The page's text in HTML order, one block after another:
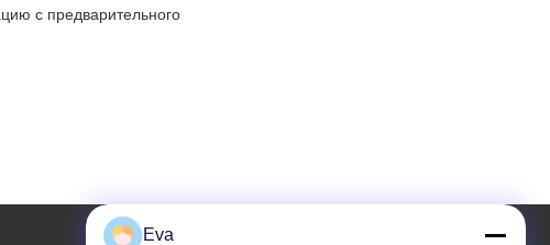
с предварительного
Eva